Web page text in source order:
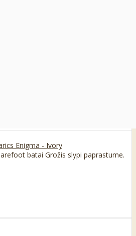
Enigma - Ivory
batai Grožis slypi paprastume.